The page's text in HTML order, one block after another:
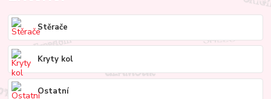
Stěrače
Kryty kol
Ostatní